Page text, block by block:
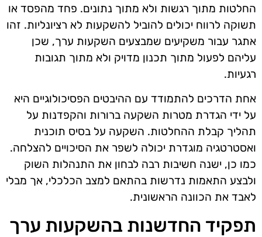
החלטות מתוך רגשות ולא מתוך נתונים. פחד מהפסד או
תשוקה לרווח יכולים להוביל להשקעות לא רציונליות. זהו
אתגר עבור משקיעים שמבצעים השקעות ערך, שכן
עליהם לפעול מתוך תכנון מדויק ולא מתוך תגובות
רגעיות.
אחת הדרכים להתמודד עם ההיבטים הפסיכולוגיים היא
על ידי הגדרת מטרות השקעה ברורות והקפדנות על
תהליך קבלת ההחלטות. השקעה על בסיס תוכנית
ואסטרטגיה מוגדרת יכולה לשפר את הסיכויים להצלחה.
כמו כן, ישנה חשיבות רבה לבחון את התנהלות השוק
ולבצע התאמות נדרשות בהתאם למצב הכלכלי, אך מבלי
לאבד את הכוונה הראשונית.
תפקיד החדשנות בהשקעות ערך